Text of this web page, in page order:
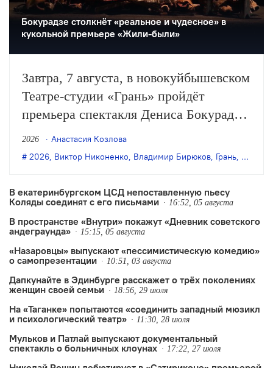
Бокурадзе столкнëт «реальное и чудесное» в
кукольной премьере «Жили-были»
Завтра, 7 августа, в новокуйбышевском
Театре-студии «Грань» пройдёт
премьера спектакля Дениса Бокурадзе
«Жили-были» по пьесе Владимира
Бирюкова.
2026
Анастасия Козлова
2026, Виктор Никоненко, Владимир Бирюков, Грань, Денис
В екатеринбургском ЦСД непоставленную пьесу
Коляды соединят с его письмами
16:52, 05 августа
В пространстве «Внутри» покажут «Дневник советского
андеграунда»
15:15, 05 августа
«Назаровцы» выпускают «пессимистическую комедию»
о самопрезентации
10:51, 03 августа
Дапкунайте в Эдинбурге расскажет о трёх поколениях
женщин своей семьи
18:56, 29 июля
На «Таганке» попытаются «соединить западный мюзикл
и психологический театр»
11:30, 28 июля
Мульков и Патлай выпускают документальный
спектакль о больничных клоунах
17:22, 27 июля